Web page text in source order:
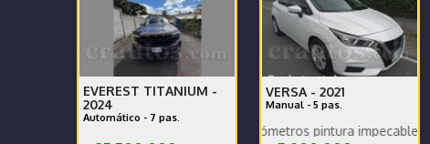
EVEREST TITANIUM -
2024
Automático - 7 pas.
VERSA - 2021
Manual - 5 pas.
Exc estado pocos kilómetros pintura impecable urge